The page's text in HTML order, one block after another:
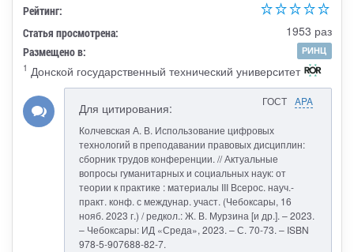
Рейтинг:
Статья просмотрена:
1953 раз
Размещено в:
РИНЦ
1 Донской государственный технический университет
ГОСТ APA
Для цитирования:
Колчевская А. В. Использование цифровых
технологий в преподавании правовых дисциплин:
сборник трудов конференции. // Актуальные
вопросы гуманитарных и социальных наук: от
теории к практике : материалы III Всерос. науч.-
практ. конф. с междунар. участ. (Чебоксары, 16
нояб. 2023 г.) / редкол.: Ж. В. Мурзина [и др.]. – 2023.
– Чебоксары: ИД «Среда», 2023. – С. 70-73. – ISBN
978-5-907688-82-7.